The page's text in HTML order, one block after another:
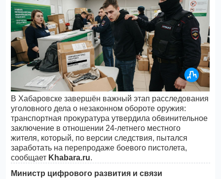
В Хабаровске завершён важный этап расследования
уголовного дела о незаконном обороте оружия:
транспортная прокуратура утвердила обвинительное
заключение в отношении 24-летнего местного
жителя, который, по версии следствия, пытался
заработать на перепродаже боевого пистолета,
сообщает Khabara.ru.
Министр цифрового развития и связи